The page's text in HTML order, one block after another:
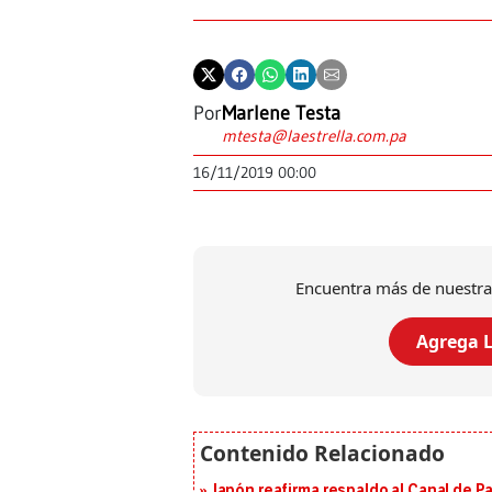
PorMarlene Testa
mtesta@laestrella.com.pa
16/11/2019 00:00
Encuentra más de
Agrega